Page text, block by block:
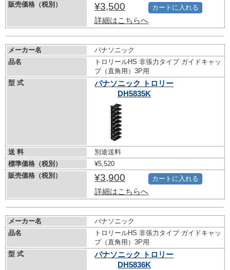
販売価格（税別）
¥3,500
詳細はこちらへ
カートに入れる
メーカー名
パナソニック
品名
トロリールHS 非張力タイプ ガイドキャッ
プ（直角用）3P用
型 式
パナソニック トロリー
DH5835K
送 料
別途送料
標準価格（税別）
¥5,520
販売価格（税別）
¥3,900
詳細はこちらへ
カートに入れる
メーカー名
パナソニック
品名
トロリールHS 非張力タイプ ガイドキャッ
プ（直角用）3P用
型 式
パナソニック トロリー
DH5836K